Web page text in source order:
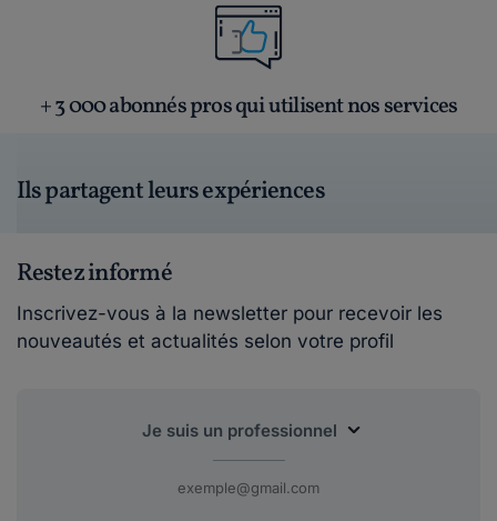
+ 3 000 abonnés pros qui utilisent nos services
Ils partagent leurs expériences
Restez informé
Inscrivez-vous à la newsletter pour recevoir les
nouveautés et actualités selon votre profil